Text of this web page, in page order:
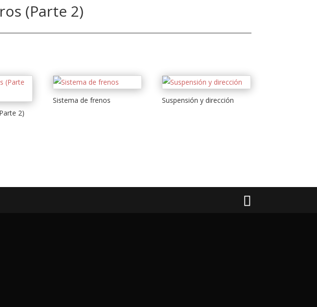
(Parte 2)
2)
Sistema de frenos Suspensión y dirección